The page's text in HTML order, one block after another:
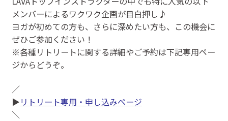
メンバーによるワクワク企画が目白押し♪
ヨガが初めての方も、さらに深めたい方も、この機会に
ぜひご参加ください！
※各種リトリートに関する詳細やご予約は下記専用ペー
ジからどうぞ。
／
▶リトリート専用・申し込みページ
＼